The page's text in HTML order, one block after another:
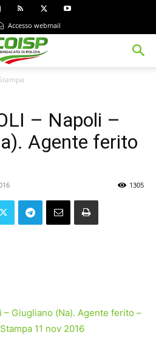
Accesso webmail
– Napoli –
Agente ferito
1305
– Giugliano (Na). Agente ferito –
11 nov 2016